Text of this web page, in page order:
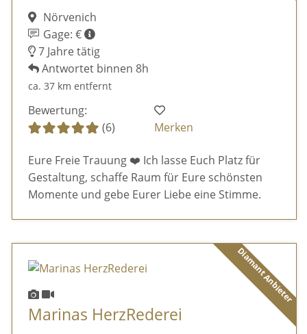
Nörvenich
Gage: €
7 Jahre tätig
Antwortet binnen 8h
ca. 37 km entfernt
Bewertung:
(6)
Merken
Eure Freie Trauung ❤️ Ich lasse Euch Platz für
Gestaltung, schaffe Raum für Eure schönsten
Momente und gebe Eurer Liebe eine Stimme.
Diamant Anbieter
Marinas HerzRederei